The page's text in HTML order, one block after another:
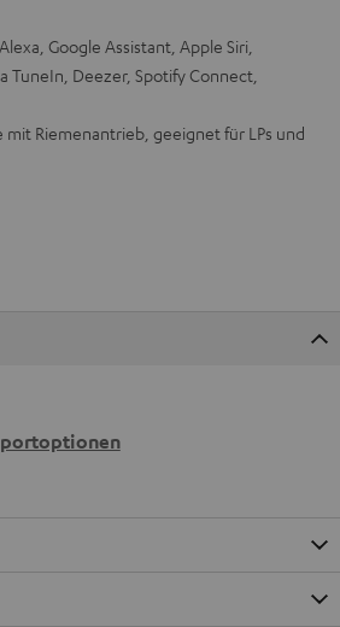
Google Assistant, Apple Siri,
TuneIn, Deezer, Spotify Connect,
mit Riemenantrieb, geeignet für LPs und